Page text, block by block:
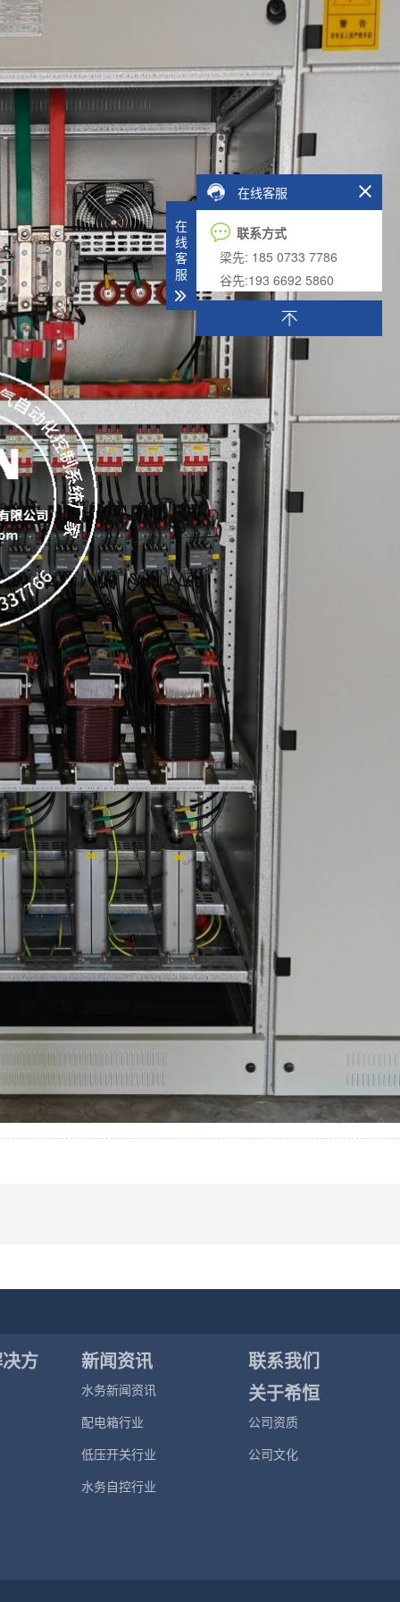
方 新闻资讯
水务新闻资讯
配电箱行业
低压开关行业
水务自控行业
联系我们
关于希恒
公司资质
公司文化
在线客服
联系方式
梁先: 185 0733 7786
谷先:193 6692 5860
在
线
客
服